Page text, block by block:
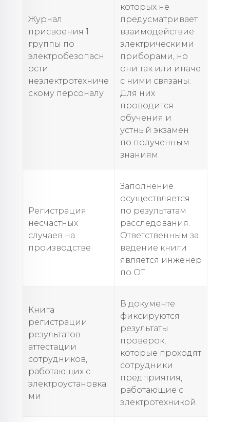
Журнал
присвоения 1
группы по
электробезопасн
ости
неэлектротехниче
скому персоналу
которых не
предусматривает
взаимодействие
электрическими
приборами, но
они так или иначе
с ними связаны.
Для них
проводится
обучения и
устный экзамен
по полученным
знаниям.
Регистрация
несчастных
случаев на
производстве
Заполнение
осуществляется
по результатам
расследования.
Ответственным за
ведение книги
является инженер
по ОТ.
Книга
регистрации
результатов
аттестации
сотрудников,
работающих с
электроустановка
ми
В документе
фиксируются
результаты
проверок,
которые проходят
сотрудники
предприятия,
работающие с
электротехникой.